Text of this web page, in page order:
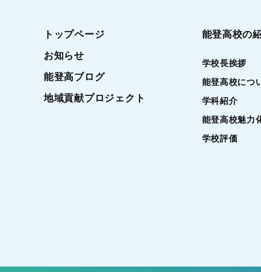
トップページ
お知らせ
能登高ブログ
地域貢献プロジェクト
能登高校の
学校長挨拶
能登高校につ
学科紹介
能登高校魅力
学校評価